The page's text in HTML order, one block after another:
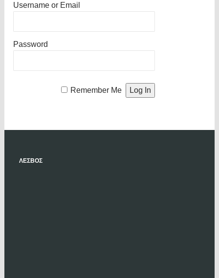
Username or Email
Password
Remember Me
ΛΕΣΒΟΣ